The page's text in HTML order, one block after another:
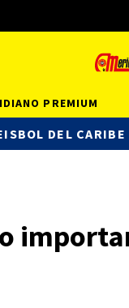
DEL CARIBE
PREMIUM